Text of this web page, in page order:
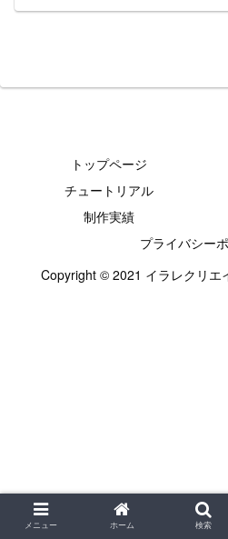
トップページ
チュートリアル
制作実績
プライバシー
Copyright © 2021 イラレクリエ
メニュー ホーム 検索